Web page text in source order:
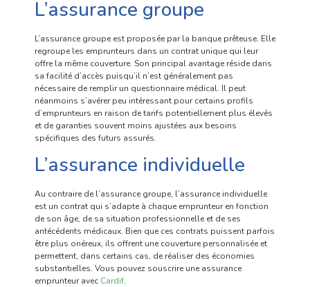
L’assurance groupe
L’assurance groupe est proposée par la banque prêteuse. Elle
regroupe les emprunteurs dans un contrat unique qui leur
offre la même couverture. Son principal avantage réside dans
sa facilité d’accès puisqu’il n’est généralement pas
nécessaire de remplir un questionnaire médical. Il peut
néanmoins s’avérer peu intéressant pour certains profils
d’emprunteurs en raison de tarifs potentiellement plus élevés
et de garanties souvent moins ajustées aux besoins
spécifiques des futurs assurés.
L’assurance individuelle
Au contraire de l’assurance groupe, l’assurance individuelle
est un contrat qui s’adapte à chaque emprunteur en fonction
de son âge, de sa situation professionnelle et de ses
antécédents médicaux. Bien que ces contrats puissent parfois
être plus onéreux, ils offrent une couverture personnalisée et
permettent, dans certains cas, de réaliser des économies
substantielles. Vous pouvez souscrire une assurance
emprunteur avec Cardif.